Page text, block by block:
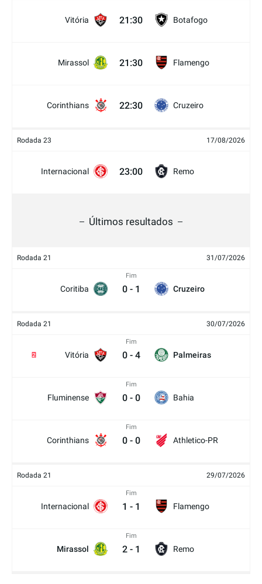
Vitória 21:30 Botafogo
Mirassol 21:30 Flamengo
Corinthians 22:30 Cruzeiro
Rodada 23 17/08/2026
Internacional 23:00 Remo
Últimos resultados
Rodada 21 31/07/2026
Coritiba
Fim
0 - 1 Cruzeiro
Rodada 21 30/07/2026
Vitória
2
Fim
0 - 4 Palmeiras
Fluminense
Fim
0 - 0 Bahia
Corinthians
Fim
0 - 0 Athletico-PR
Rodada 21 29/07/2026
Internacional
Fim
1 - 1 Flamengo
Mirassol
Fim
2 - 1 Remo